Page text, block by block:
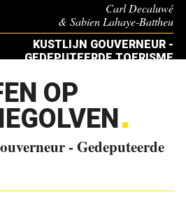
Carl Decaluwé
& Sabien Lahaye-Battheu
KUSTLIJN GOUVERNEUR -
GEDEPUTEERDE TOERISME
OP
- Gedeputeerde